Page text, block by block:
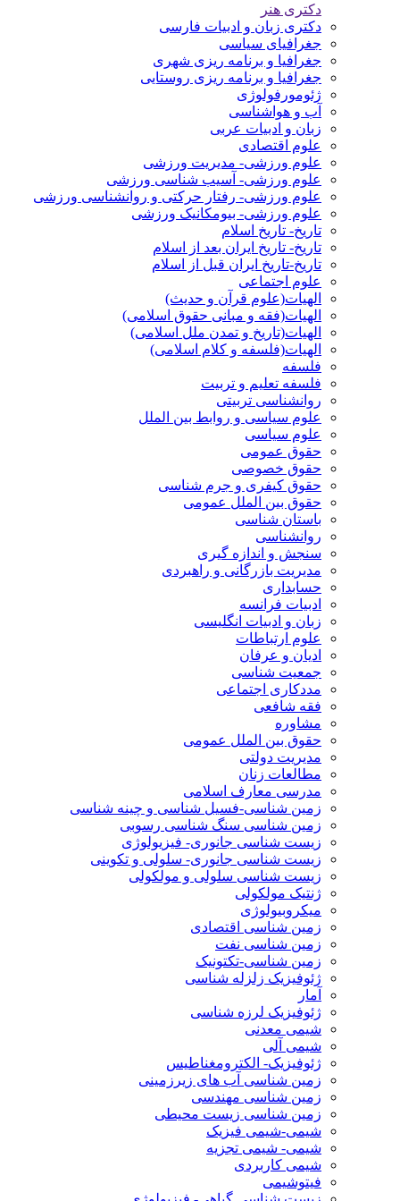
دکتری هنر
دکتری زبان و ادبیات فارسی
جغرافیای سیاسی
جغرافیا و برنامه ریزی شهری
جغرافیا و برنامه ریزی روستایی
ژئومورفولوژی
آب و هواشناسی
زبان و ادبیات عربی
علوم اقتصادی
علوم ورزشی- مدیریت ورزشی
علوم ورزشی- آسیب شناسی ورزشی
علوم ورزشی- رفتار حرکتی و روانشناسی ورزشی
علوم ورزشی- بیومکانیک ورزشی
تاریخ- تاریخ اسلام
تاریخ- تاریخ ایران بعد از اسلام
تاریخ-تاریخ ایران قبل از اسلام
علوم اجتماعی
الهیات(علوم قرآن و حدیث)
الهیات(فقه و مبانی حقوق اسلامی)
الهیات(تاریخ و تمدن ملل اسلامی)
الهیات(فلسفه و کلام اسلامی)
فلسفه
فلسفه تعلیم و تربیت
روانشناسی تربیتی
علوم سیاسی و روابط بین الملل
علوم سیاسی
حقوق عمومی
حقوق خصوصی
حقوق کیفری و جرم شناسی
حقوق بین الملل عمومی
باستان شناسی
روانشناسی
سنجش و اندازه گیری
مدیریت بازرگانی و راهبردی
حسابداری
ادبیات فرانسه
زبان و ادبیات انگلیسی
علوم ارتباطات
ادیان و عرفان
جمعیت شناسی
مددکاری اجتماعی
فقه شافعی
مشاوره
حقوق بین الملل عمومی
مدیریت دولتی
مطالعات زنان
مدرسی معارف اسلامی
زمین شناسی-فسیل شناسی و چینه شناسی
زمین شناسی سنگ شناسی رسوبی
زیست شناسی جانوری- فیزیولوژی
زیست شناسی جانوری- سلولی و تکوینی
زیست شناسی سلولی و مولکولی
ژنتیک مولکولی
میکروبیولوژی
زمین شناسی اقتصادی
زمین شناسی نفت
زمین شناسی-تکتونیک
ژئوفیزیک زلزله شناسی
آمار
ژئوفیزیک لرزه شناسی
شیمی معدنی
شیمی آلی
ژئوفیزیک- الکترومغناطیس
زمین شناسی آب های زیرزمینی
زمین شناسی مهندسی
زمین شناسی زیست محیطی
شیمی-شیمی فیزیک
شیمی- شیمی تجزیه
شیمی کاربردی
فیتوشیمی